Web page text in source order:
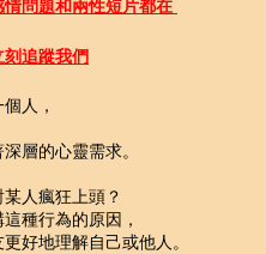
問題和兩性短片都在
追蹤我們
人，
層的心靈需求。
人瘋狂上頭？
種行為的原因，
好地理解自己或他人。